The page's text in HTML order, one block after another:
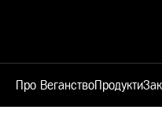
Про ВеганствоПродукти